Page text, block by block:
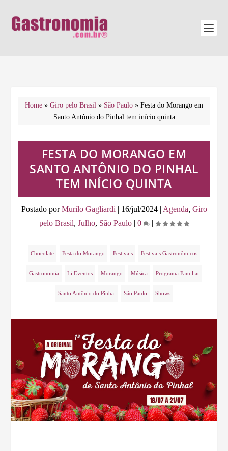
Home » Giro pelo Brasil » São Paulo » Festa do Morango em
Santo Antônio do Pinhal tem início quinta
FESTA DO MORANGO EM
SANTO ANTÔNIO DO PINHAL
TEM INÍCIO QUINTA
Postado porMurilo Gagliardi | 16/jul/2024| Agenda, Giro
pelo Brasil, Julho, São Paulo | 0 |
Chocolate Festa do Morango Festivais Festivais Gastronômicos
Gastronomia Li Eventos Morango Música Programa Familiar
Santo Antônio do Pinhal São Paulo Shows